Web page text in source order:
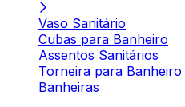
Vaso Sanitário
Cubas para Banheiro
Assentos Sanitários
Torneira para Banheiro
Banheiras